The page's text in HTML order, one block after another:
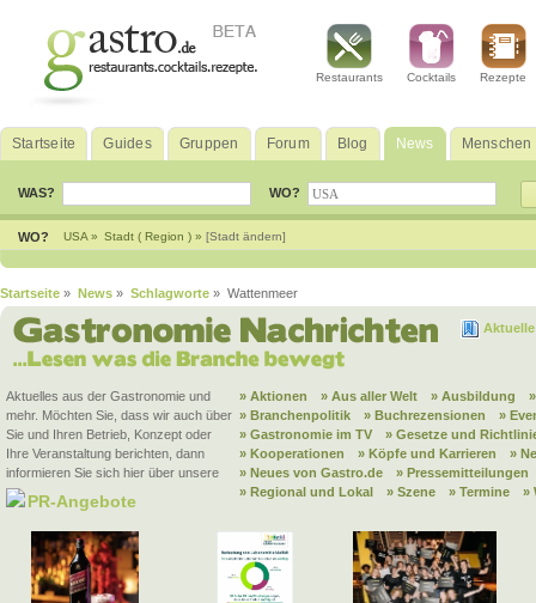
Restaurants Cocktails Rezepte
Startseite Guides Gruppen Forum Blog News Menschen
WAS? WO?
WO? USA » Stadt ( Region ) » [Stadt ändern]
Startseite » News » Schlagworte » Wattenmeer
Aktuelles aus der Gastronomie und
mehr. Möchten Sie, dass wir auch über
Sie und Ihren Betrieb, Konzept oder
Ihre Veranstaltung berichten, dann
informieren Sie sich hier über unsere
PR-Angebote
» Aktionen » Aus aller Welt » Ausbildung
» Branchenpolitik
» Buchrezensionen
»
» Gastronomie im TV
» Gesetze und
» Kooperationen
» Köpfe und Karrieren
»
» Neues von Gastro.de
» Pressemitteilungen
» Regional und Lokal
» Szene » Termine »